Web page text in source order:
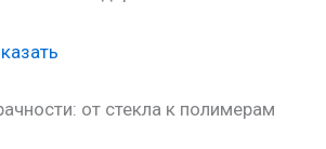
от стекла к полимерам